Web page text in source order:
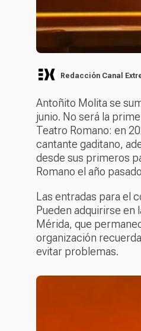
Redacción Canal
Antoñito Molita se
junio. No será la
Teatro Romano: en
cantante gaditano,
desde sus primeros
Romano el año
Las entradas para el
Pueden adquirirse en
Mérida, que
organización
evitar problemas.